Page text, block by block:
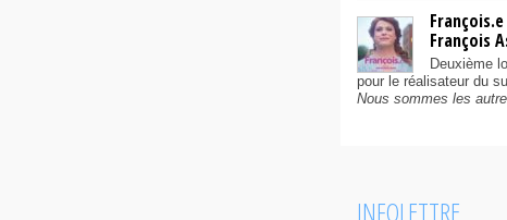
François
Deuxième
pour le réalisateur du
Nous sommes les
INFOLETTRE